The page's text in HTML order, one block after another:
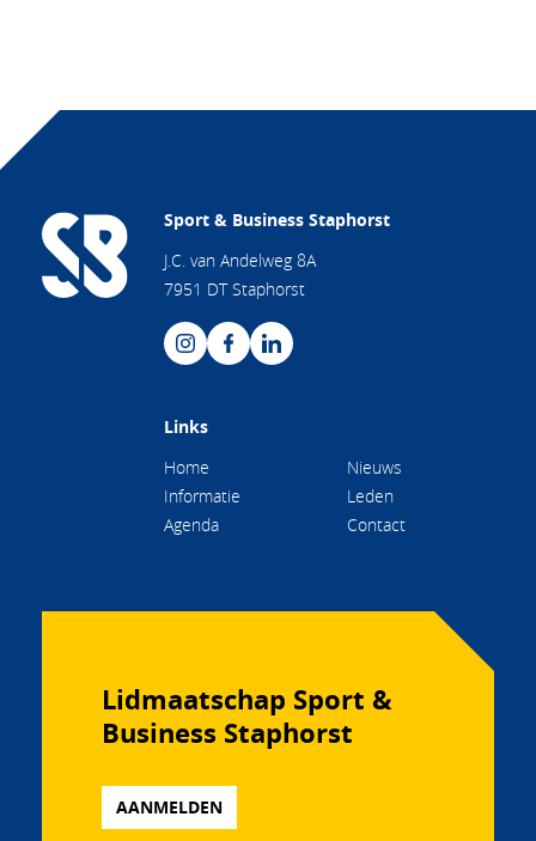
Sport & Business Staphorst
J.C. van Andelweg 8A
7951 DT Staphorst
Links
Home
Informatie
Agenda
Nieuws
Leden
Contact
Lidmaatschap Sport &
Business Staphorst
AANMELDEN